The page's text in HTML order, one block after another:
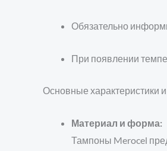
Обязательно
При появлении
Основные характеристики
Материал и форма:
Тампоны Merocel